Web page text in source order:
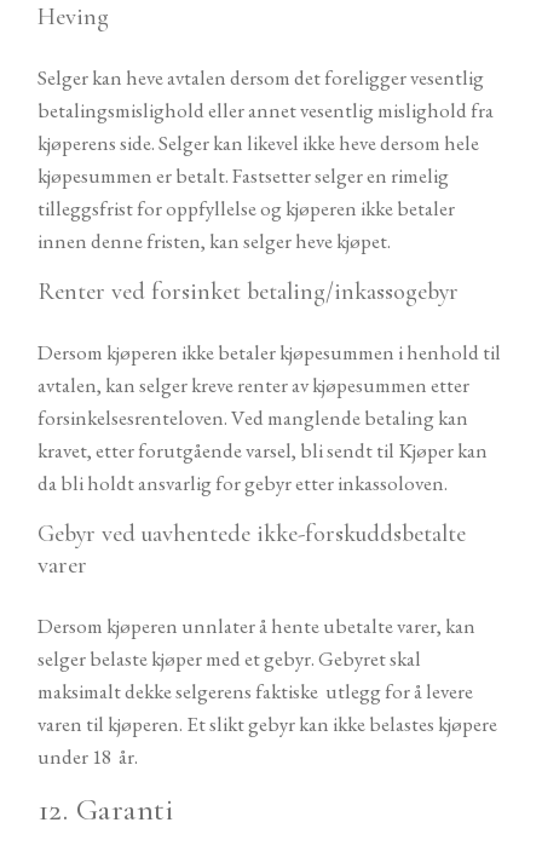
Heving
Selger kan heve avtalen dersom det foreligger vesentlig
betalingsmislighold eller annet vesentlig mislighold fra
kjøperens side. Selger kan likevel ikke heve dersom hele
kjøpesummen er betalt. Fastsetter selger en rimelig
tilleggsfrist for oppfyllelse og kjøperen ikke betaler
innen denne fristen, kan selger heve kjøpet.
Renter ved forsinket betaling/inkassogebyr
Dersom kjøperen ikke betaler kjøpesummen i henhold til
avtalen, kan selger kreve renter av kjøpesummen etter
forsinkelsesrenteloven. Ved manglende betaling kan
kravet, etter forutgående varsel, bli sendt til Kjøper kan
da bli holdt ansvarlig for gebyr etter inkassoloven.
Gebyr ved uavhentede ikke-forskuddsbetalte
varer
Dersom kjøperen unnlater å hente ubetalte varer, kan
selger belaste kjøper med et gebyr. Gebyret skal
maksimalt dekke selgerens faktiske utlegg for å levere
varen til kjøperen. Et slikt gebyr kan ikke belastes kjøpere
under 18 år.
12. Garanti